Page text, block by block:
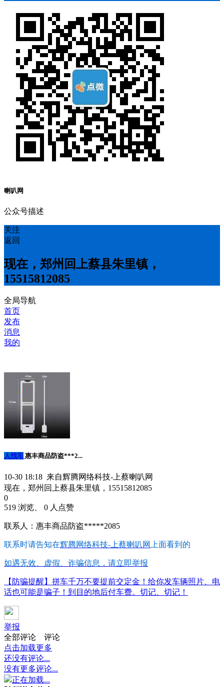
喇叭网
公众号描述
关注
返回
现在，郑州回上蔡县朱里镇，
15515812085
全局导航
首页
发布
消息
我的
人找车 惠丰商品防盗***2...
10-30 18:18 来自辉腾网络科技-上蔡喇叭网
现在，郑州回上蔡县朱里镇，15515812085
0
519 浏览、 0 人点赞
联系人：惠丰商品防盗*****2085
联系时请告知在辉腾网络科技-上蔡喇叭网 上面看到的
如遇无效、虚假、诈骗信息，请立即举报
【防骗提醒】拼车千万不要提前交定金！给你发车辆照片、电
话也可能是骗子！到目的地后付车费。切记、切记！
举报
全部评论
评论
点击加载更多
还没有评论...
没有更多评论...
正在加载...